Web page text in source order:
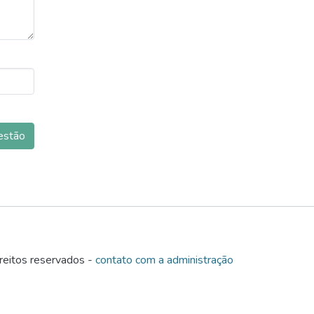
reservados -contato com a administração